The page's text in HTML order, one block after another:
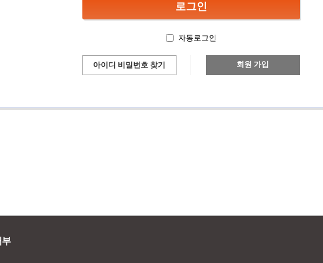
자동로그인
아이디 비밀번호 찾기 회원 가입